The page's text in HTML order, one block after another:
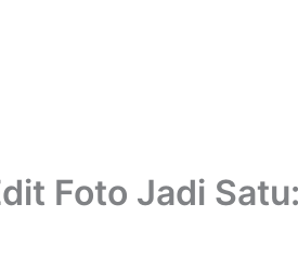
Foto Jadi